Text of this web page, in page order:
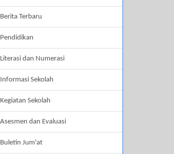
Berita Terbaru
Pendidikan
Literasi dan Numerasi
Informasi Sekolah
Kegiatan Sekolah
Asesmen dan Evaluasi
Buletin Jum'at